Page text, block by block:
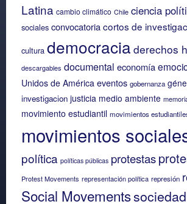
Latina cambio climático Chile ciencia
sociales convocatoriacortos de
cultura democracia derechos
descargables documental economía
Unidos de América eventos gobernanza
investigacion justicia medio ambiente
movimiento estudiantil movimientos
movimientos
política políticas públicas protestas
Protest Movements representación política represión
Social Movements